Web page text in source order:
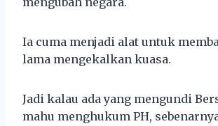
Ia cuma menjadi alat untuk
lama mengekalkan kuasa.
Jadi kalau ada yang mengundi
mahu menghukum PH,